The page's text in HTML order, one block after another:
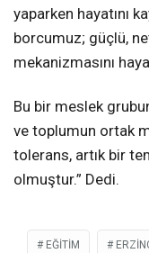
yaparken hayatını
borcumuz; güçlü,
mekanizmasını
Bu bir meslek
ve toplumun ortak
tolerans, artık bir
olmuştur.” Dedi.
EĞITIM